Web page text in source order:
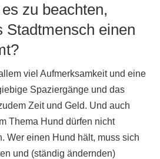
zu beachten,
Stadtmensch einen
viel Aufmerksamkeit und eine
Spaziergänge und das
Zeit und Geld. Und auch
Thema Hund dürfen nicht
Wer einen Hund hält, muss sich
und (ständig ändernden)